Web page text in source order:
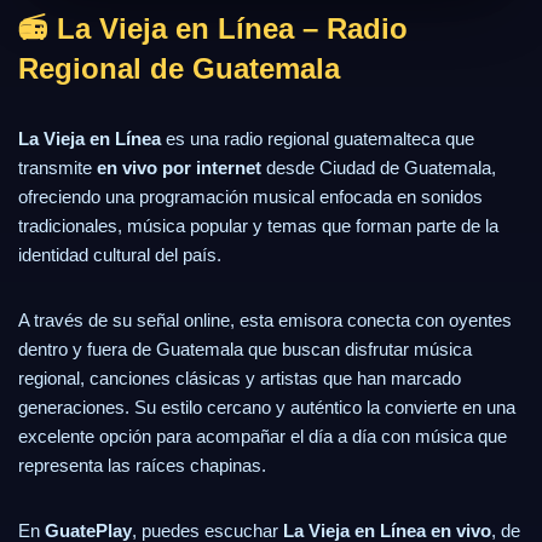
📻 La Vieja en Línea – Radio
Regional de Guatemala
La Vieja en Líneaes una radio regional guatemalteca que
transmite en vivo por internet desde Ciudad de Guatemala,
ofreciendo una programación musical enfocada en sonidos
tradicionales, música popular y temas que forman parte de la
identidad cultural del país.
A través de su señal online, esta emisora conecta con oyentes
dentro y fuera de Guatemala que buscan disfrutar música
regional, canciones clásicas y artistas que han marcado
generaciones. Su estilo cercano y auténtico la convierte en una
excelente opción para acompañar el día a día con música que
representa las raíces chapinas.
En GuatePlay, puedes escuchar La Vieja en Línea en vivo, de